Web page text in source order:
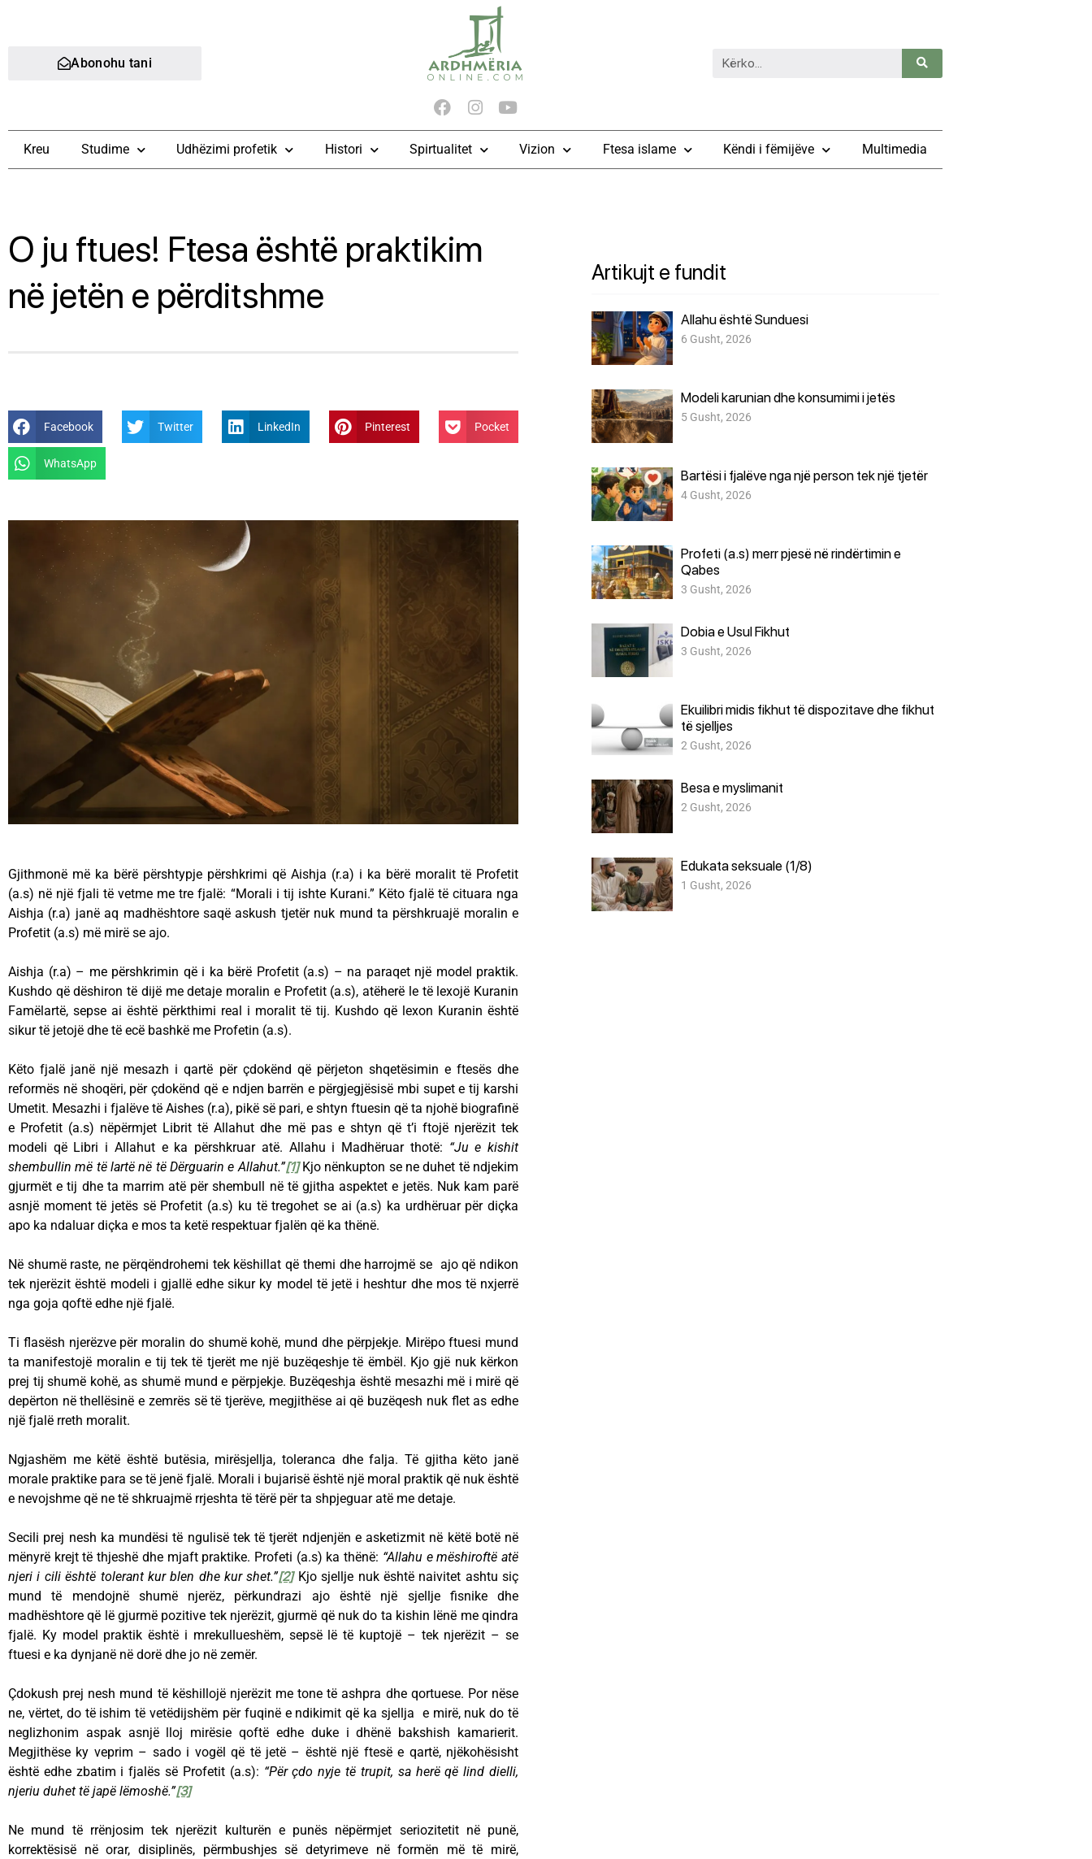
Abonohu tani
Kreu Studime Udhëzimi profetik Histori Spirtualitet Vizion Ftesa islame Këndi i fëmijëve Multimedia
O ju ftues! Ftesa është praktikim
në jetën e përditshme
Facebook Twitter LinkedIn Pinterest Pocket
WhatsApp
Gjithmonë më ka bërë përshtypje përshkrimi që Aishja (r.a) i ka bërë moralit të Profetit
(a.s) në një fjali të vetme me tre fjalë: “Morali i tij ishte Kurani.” Këto fjalë të cituara nga
Aishja (r.a) janë aq madhështore saqë askush tjetër nuk mund ta përshkruajë moralin e
Profetit (a.s) më mirë se ajo.
Aishja (r.a) – me përshkrimin që i ka bërë Profetit (a.s) – na paraqet një model praktik.
Kushdo që dëshiron të dijë me detaje moralin e Profetit (a.s), atëherë le të lexojë Kuranin
Famëlartë, sepse ai është përkthimi real i moralit të tij. Kushdo që lexon Kuranin është
sikur të jetojë dhe të ecë bashkë me Profetin (a.s).
Këto fjalë janë një mesazh i qartë për çdokënd që përjeton shqetësimin e ftesës dhe
reformës në shoqëri, për çdokënd që e ndjen barrën e përgjegjësisë mbi supet e tij karshi
Umetit. Mesazhi i fjalëve të Aishes (r.a), pikë së pari, e shtyn ftuesin që ta njohë biografinë
e Profetit (a.s) nëpërmjet Librit të Allahut dhe më pas e shtyn që t’i ftojë njerëzit tek
modeli që Libri i Allahut e ka përshkruar atë. Allahu i Madhëruar thotë: “Ju e kishit
shembullin më të lartë në të Dërguarin e Allahut.”[1] Kjo nënkupton se ne duhet të ndjekim
gjurmët e tij dhe ta marrim atë për shembull në të gjitha aspektet e jetës. Nuk kam parë
asnjë moment të jetës së Profetit (a.s) ku të tregohet se ai (a.s) ka urdhëruar për diçka
apo ka ndaluar diçka e mos ta ketë respektuar fjalën që ka thënë.
Në shumë raste, ne përqëndrohemi tek këshillat që themi dhe harrojmë se ajo që ndikon
tek njerëzit është modeli i gjallë edhe sikur ky model të jetë i heshtur dhe mos të nxjerrë
nga goja qoftë edhe një fjalë.
Ti flasësh njerëzve për moralin do shumë kohë, mund dhe përpjekje. Mirëpo ftuesi mund
ta manifestojë moralin e tij tek të tjerët me një buzëqeshje të ëmbël. Kjo gjë nuk kërkon
prej tij shumë kohë, as shumë mund e përpjekje. Buzëqeshja është mesazhi më i mirë që
depërton në thellësinë e zemrës së të tjerëve, megjithëse ai që buzëqesh nuk flet as edhe
një fjalë rreth moralit.
Ngjashëm me këtë është butësia, mirësjellja, toleranca dhe falja. Të gjitha këto janë
morale praktike para se të jenë fjalë. Morali i bujarisë është një moral praktik që nuk është
e nevojshme që ne të shkruajmë rrjeshta të tërë për ta shpjeguar atë me detaje.
Secili prej nesh ka mundësi të ngulisë tek të tjerët ndjenjën e asketizmit në këtë botë në
mënyrë krejt të thjeshë dhe mjaft praktike. Profeti (a.s) ka thënë: “Allahu e mëshiroftë atë
njeri i cili është tolerant kur blen dhe kur shet.”[2]Kjo sjellje nuk është naivitet ashtu siç
mund të mendojnë shumë njerëz, përkundrazi ajo është një sjellje fisnike dhe
madhështore që lë gjurmë pozitive tek njerëzit, gjurmë që nuk do ta kishin lënë me qindra
fjalë. Ky model praktik është i mrekullueshëm, sepsë lë të kuptojë – tek njerëzit – se
ftuesi e ka dynjanë në dorë dhe jo në zemër.
Çdokush prej nesh mund të këshillojë njerëzit me tone të ashpra dhe qortuese. Por nëse
ne, vërtet, do të ishim të vetëdijshëm për fuqinë e ndikimit që ka sjellja e mirë, nuk do të
neglizhonim aspak asnjë lloj mirësie qoftë edhe duke i dhënë bakshish kamarierit.
Megjithëse ky veprim – sado i vogël që të jetë – është një ftesë e qartë, njëkohësisht
është edhe zbatim i fjalës së Profetit (a.s): “Për çdo nyje të trupit, sa herë që lind dielli,
njeriu duhet të japë lëmoshë.”[3]
Ne mund të rrënjosim tek njerëzit kulturën e punës nëpërmjet seriozitetit në punë,
korrektësisë në orar, disiplinës, përmbushjes së detyrimeve në formën më të mirë,
Artikujt e fundit
Allahu është Sunduesi
6 Gusht, 2026
Modeli karunian dhe konsumimi i jetës
5 Gusht, 2026
Bartësi i fjalëve nga një person tek një tjetër
4 Gusht, 2026
Profeti (a.s) merr pjesë në rindërtimin e
Qabes
3 Gusht, 2026
Dobia e Usul Fikhut
3 Gusht, 2026
Ekuilibri midis fikhut të dispozitave dhe fikhut
të sjelljes
2 Gusht, 2026
Besa e myslimanit
2 Gusht, 2026
Edukata seksuale (1/8)
1 Gusht, 2026